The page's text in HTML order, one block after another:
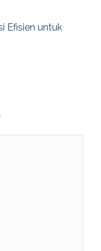
Efisien untuk